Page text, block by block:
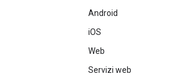
Android
iOS
Web
Servizi web